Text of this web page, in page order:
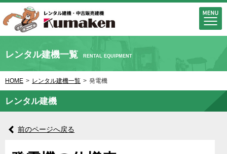
レンタル建機一覧 RENTAL EQUIPMENT
HOME > レンタル建機一覧 > 発電機
レンタル建機
前のページへ戻る